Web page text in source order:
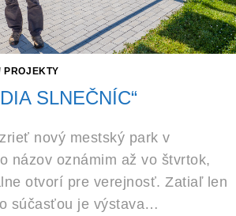
PROJEKTY
SLNEČNÍC“
nový mestský park v
názov oznámim až vo štvrtok,
otvorí pre verejnosť. Zatiaľ len
súčasťou je výstava…